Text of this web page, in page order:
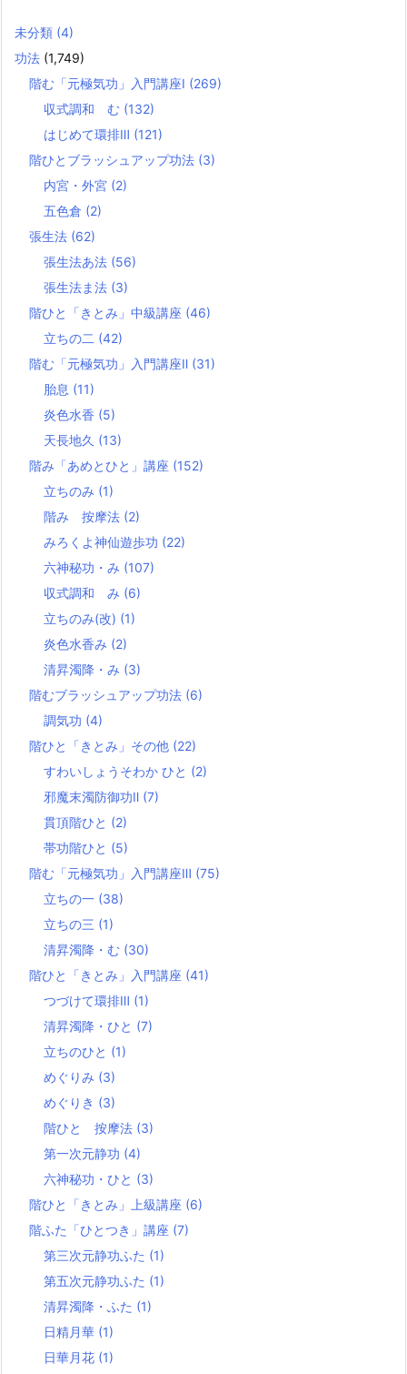
未分類 (4)
功法 (1,749)
階む「元極気功」入門講座Ⅰ (269)
収式調和 む (132)
はじめて環排Ⅲ (121)
階ひとブラッシュアップ功法 (3)
内宮・外宮 (2)
五色倉 (2)
張生法 (62)
張生法あ法 (56)
張生法ま法 (3)
階ひと「きとみ」中級講座 (46)
立ちの二 (42)
階む「元極気功」入門講座Ⅱ (31)
胎息 (11)
炎色水香 (5)
天長地久 (13)
階み「あめとひと」講座 (152)
立ちのみ (1)
階み 按摩法 (2)
みろくよ神仙遊歩功 (22)
六神秘功・み (107)
収式調和 み (6)
立ちのみ(改) (1)
炎色水香み (2)
清昇濁降・み (3)
階むブラッシュアップ功法 (6)
調気功 (4)
階ひと「きとみ」その他 (22)
すわいしょうそわか ひと (2)
邪魔末濁防御功Ⅱ (7)
貫頂階ひと (2)
帯功階ひと (5)
階む「元極気功」入門講座Ⅲ (75)
立ちの一 (38)
立ちの三 (1)
清昇濁降・む (30)
階ひと「きとみ」入門講座 (41)
つづけて環排Ⅲ (1)
清昇濁降・ひと (7)
立ちのひと (1)
めぐりみ (3)
めぐりき (3)
階ひと 按摩法 (3)
第一次元静功 (4)
六神秘功・ひと (3)
階ひと「きとみ」上級講座 (6)
階ふた「ひとつき」講座 (7)
第三次元静功ふた (1)
第五次元静功ふた (1)
清昇濁降・ふた (1)
日精月華 (1)
日華月花 (1)